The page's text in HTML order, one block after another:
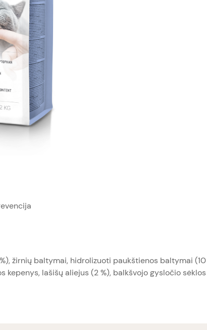
žirnių baltymai, hidrolizuoti paukštienos baltymai (10
lašišų aliejus (2 %), balkšvojo gysločio sėklos